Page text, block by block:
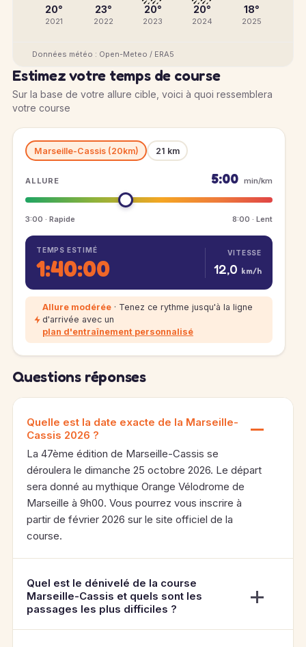
20°
2021
23°
2022
20°
2023
20°
2024
18°
2025
Données météo : Open-Meteo / ERA5
Estimez votre temps de course
Sur la base de votre allure cible, voici à quoi ressemblera
votre course
Marseille-Cassis (20km) 21 km
ALLURE 5:00 min/km
3:00 · Rapide 8:00 · Lent
TEMPS ESTIMÉ
1:40:00
VITESSE
12,0 km/h
Allure modérée · Tenez ce rythme jusqu'à la ligne
d'arrivée avec un
plan d'entraînement personnalisé
Questions réponses
Quelle est la date exacte de la Marseille-
Cassis 2026 ?
La 47ème édition de Marseille-Cassis se
déroulera le dimanche 25 octobre 2026. Le départ
sera donné au mythique Orange Vélodrome de
Marseille à 9h00. Vous pourrez vous inscrire à
partir de février 2026 sur le site officiel de la
course.
Quel est le dénivelé de la course
Marseille-Cassis et quels sont les
passages les plus difficiles ?